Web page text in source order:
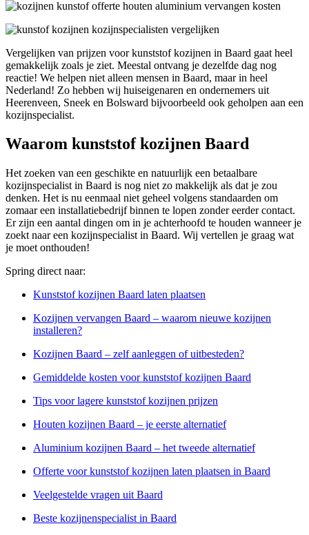
Vergelijken van prijzen voor kunststof kozijnen in Baard gaat heel
gemakkelijk zoals je ziet. Meestal ontvang je dezelfde dag nog
reactie! We helpen niet alleen mensen in Baard, maar in heel
Nederland! Zo hebben wij huiseigenaren en ondernemers uit
Heerenveen, Sneek en Bolsward bijvoorbeeld ook geholpen aan een
kozijnspecialist.
Waarom kunststof kozijnen Baard
Het zoeken van een geschikte en natuurlijk een betaalbare
kozijnspecialist in Baard is nog niet zo makkelijk als dat je zou
denken. Het is nu eenmaal niet geheel volgens standaarden om
zomaar een installatiebedrijf binnen te lopen zonder eerder contact.
Er zijn een aantal dingen om in je achterhoofd te houden wanneer je
zoekt naar een kozijnspecialist in Baard. Wij vertellen je graag wat
je moet onthouden!
Spring direct naar:
Kunststof kozijnen Baard laten plaatsen
Kozijnen vervangen Baard – waarom nieuwe kozijnen
installeren?
Kozijnen Baard – zelf aanleggen of uitbesteden?
Gemiddelde kosten voor kunststof kozijnen Baard
Tips voor lagere kunststof kozijnen prijzen
Houten kozijnen Baard – je eerste alternatief
Aluminium kozijnen Baard – het tweede alternatief
Offerte voor kunststof kozijnen laten plaatsen in Baard
Veelgestelde vragen uit Baard
Beste kozijnenspecialist in Baard